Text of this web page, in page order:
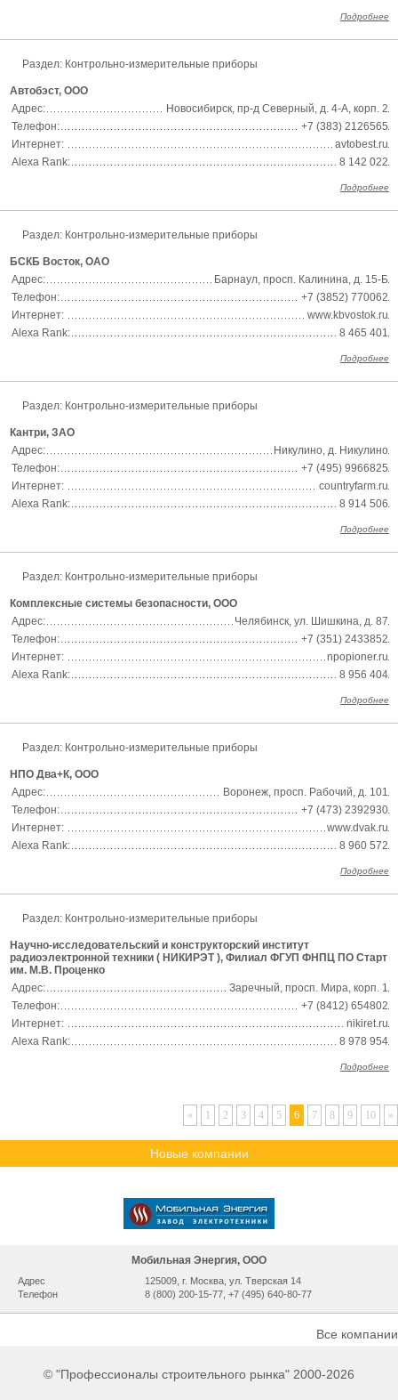
Подробнее
Раздел: Контрольно-измерительные приборы
Автобэст, ООО
Адрес:
Новосибирск, пр-д Северный, д. 4-А, корп. 2
Телефон:
+7 (383) 2126565
Интернет:
avtobest.ru
Alexa Rank:
8 142 022
Подробнее
Раздел: Контрольно-измерительные приборы
БСКБ Восток, ОАО
Адрес:
Барнаул, просп. Калинина, д. 15-Б
Телефон:
+7 (3852) 770062
Интернет:
www.kbvostok.ru
Alexa Rank:
8 465 401
Подробнее
Раздел: Контрольно-измерительные приборы
Кантри, ЗАО
Адрес:
Никулино, д. Никулино
Телефон:
+7 (495) 9966825
Интернет:
countryfarm.ru
Alexa Rank:
8 914 506
Подробнее
Раздел: Контрольно-измерительные приборы
Комплексные системы безопасности, ООО
Адрес:
Челябинск, ул. Шишкина, д. 87
Телефон:
+7 (351) 2433852
Интернет:
npopioner.ru
Alexa Rank:
8 956 404
Подробнее
Раздел: Контрольно-измерительные приборы
НПО Два+К, ООО
Адрес:
Воронеж, просп. Рабочий, д. 101
Телефон:
+7 (473) 2392930
Интернет:
www.dvak.ru
Alexa Rank:
8 960 572
Подробнее
Раздел: Контрольно-измерительные приборы
Научно-исследовательский и конструкторский институт
радиоэлектронной техники ( НИКИРЭТ ), Филиал ФГУП ФНПЦ ПО Старт
им. М.В. Проценко
Адрес:
Заречный, просп. Мира, корп. 1
Телефон:
+7 (8412) 654802
Интернет:
nikiret.ru
Alexa Rank:
8 978 954
Подробнее
« 1 2 3 4 5 6 7 8 9 10 »
Новые компании
Мобильная Энергия, ООО
Адрес
125009, г. Москва, ул. Тверская 14
Телефон
8 (800) 200-15-77, +7 (495) 640-80-77
Все компании
© "Профессионалы строительного рынка" 2000-2026